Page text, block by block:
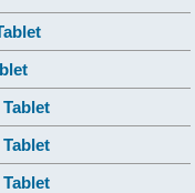
Tablet
Tablet
Tablet